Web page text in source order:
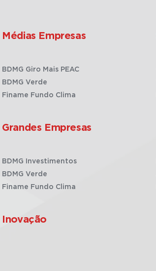
Médias Empresas
BDMG Giro Mais PEAC
BDMG Verde
Finame Fundo Clima
Grandes Empresas
BDMG Investimentos
BDMG Verde
Finame Fundo Clima
Inovação